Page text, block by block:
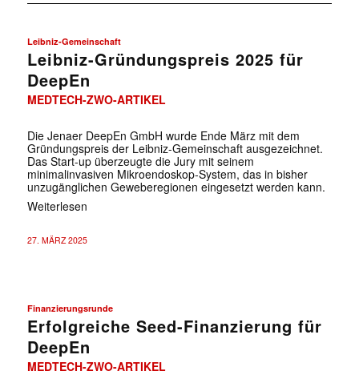
Leibniz-Gemeinschaft
Leibniz-Gründungspreis 2025 für
DeepEn
MEDTECH-ZWO-ARTIKEL
Die Jenaer DeepEn GmbH wurde Ende März mit dem
Gründungspreis der Leibniz-Gemeinschaft ausgezeichnet.
Das Start-up überzeugte die Jury mit seinem
minimalinvasiven Mikroendoskop-System, das in bisher
unzugänglichen Geweberegionen eingesetzt werden kann.
Weiterlesen
27. MÄRZ 2025
Finanzierungsrunde
Erfolgreiche Seed-Finanzierung für
DeepEn
MEDTECH-ZWO-ARTIKEL